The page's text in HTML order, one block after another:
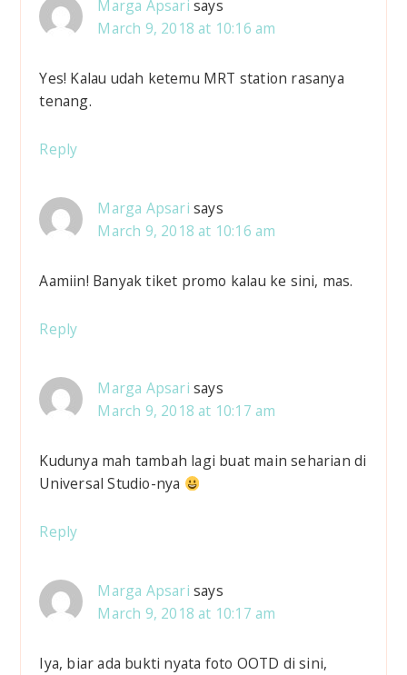
Marga Apsari says
March 9, 2018 at 10:16 am
Yes! Kalau udah ketemu MRT station rasanya
tenang.
Reply
Marga Apsari says
March 9, 2018 at 10:16 am
Aamiin! Banyak tiket promo kalau ke sini, mas.
Reply
Marga Apsari says
March 9, 2018 at 10:17 am
Kudunya mah tambah lagi buat main seharian di
Universal Studio-nya
Reply
Marga Apsari says
March 9, 2018 at 10:17 am
Iya, biar ada bukti nyata foto OOTD di sini,